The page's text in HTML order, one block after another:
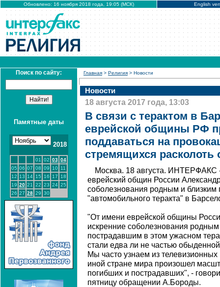
Обновлено: 16 ноября 2018 года, 19:05 (МСК) English
Поиск по сайту:
Памятные даты
2018
01 02 03 04
05 06 07 08 09 10
11
12 13 14 15 16 17
18
19 20 21 22 23 24 25
26 27 28 29 30
Главная > Религия > Новости
Новости
18 августа 2017 года, 13:03
В связи с терактом в
еврейской общины РФ
поддаваться на
стремящихся расколоть
Москва. 18 августа. ИНТЕРФАКС
еврейский общин России
соболезнования родным и близким
"автомобильного теракта" в
"От имени еврейской общины
искренние соболезнования
пострадавшим в этом ужасном
стали едва ли не частью
Мы часто узнаем из телевизионных
иной стране мира произошел
погибших и пострадавших", -
пятницу обращении А.Бороды.